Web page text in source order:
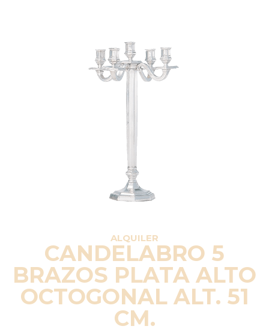
ALQUILER
CANDELABRO 5
BRAZOS PLATA ALTO
OCTOGONAL ALT. 51
CM.